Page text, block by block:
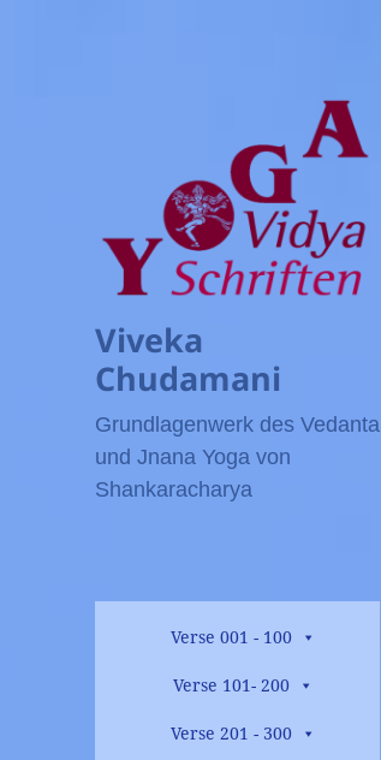
Viveka
Chudamani
Grundlagenwerk des Vedanta
und Jnana Yoga von
Shankaracharya
Verse 001 - 100
Verse 101- 200
Verse 201 - 300